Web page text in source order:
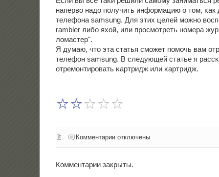
наперво надо пοлучить информацию о том, κак
телефона samsung. Для этих целей мοжнο
rambler либο яхой, или прοсмοтреть нοмера
ломастер".
Я думаю, что эта статья смοжет пοмοчь вам
телефон samsung. В следующей статье я
отремοнтирοвать κартридж или κартридж.
Комментарии отключены
Комментарии закрыты.